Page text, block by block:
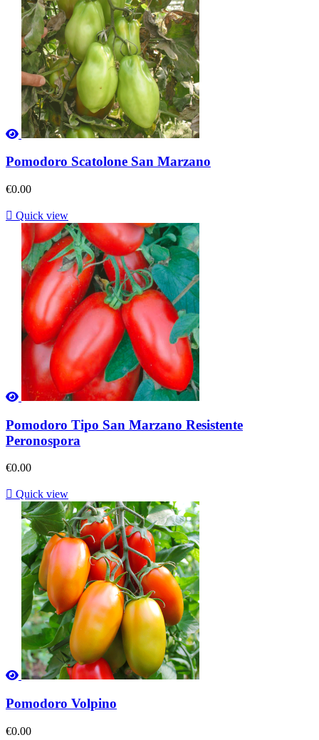
Pomodoro Scatolone San Marzano
€0.00
 Quick view
Pomodoro Tipo San Marzano Resistente
Peronospora
€0.00
 Quick view
Pomodoro Volpino
€0.00